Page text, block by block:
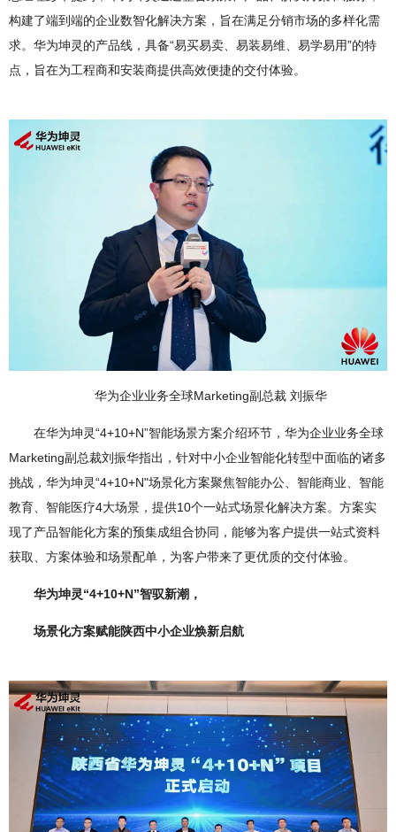
构建了端到端的企业数智化解决方案，旨在满足分销市场的多样化需
求。华为坤灵的产品线，具备“易买易卖、易装易维、易学易用”的特
点，旨在为工程商和安装商提供高效便捷的交付体验。
华为企业业务全球Marketing副总裁 刘振华
在华为坤灵“4+10+N”智能场景方案介绍环节，华为企业业务全球
Marketing副总裁刘振华指出，针对中小企业智能化转型中面临的诸多
挑战，华为坤灵“4+10+N"场景化方案聚焦智能办公、智能商业、智能
教育、智能医疗4大场景，提供10个一站式场景化解决方案。方案实
现了产品智能化方案的预集成组合协同，能够为客户提供一站式资料
获取、方案体验和场景配单，为客户带来了更优质的交付体验。
华为坤灵“4+10+N”智驭新潮，
场景化方案赋能陕西中小企业焕新启航